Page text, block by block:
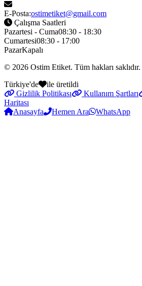
E-Posta:ostimetiket@gmail.com
Çalışma Saatleri
Pazartesi - Cuma08:30 - 18:30
Cumartesi08:30 - 17:00
PazarKapalı
© 2026 Ostim Etiket. Tüm hakları saklıdır.
Türkiye'de
ile üretildi
Gizlilik Politikası
Kullanım Şartları
Haritası
Anasayfa
Hemen Ara WhatsApp